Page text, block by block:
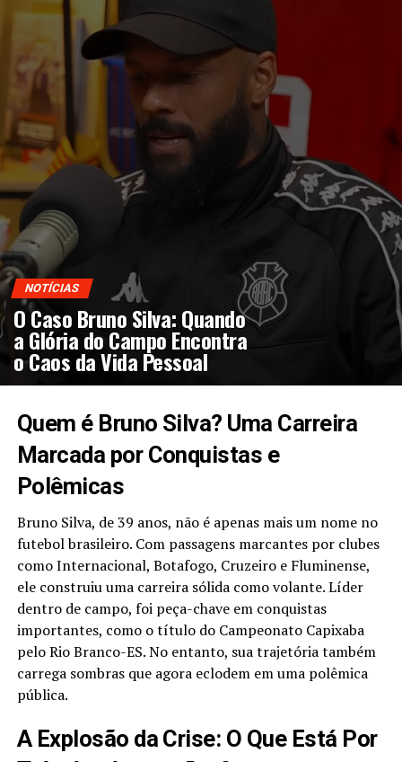
NOTÍCIAS
O Caso Bruno Silva: Quando
a Glória do Campo Encontra
o Caos da Vida Pessoal
Quem é Bruno Silva? Uma Carreira
Marcada por Conquistas e
Polêmicas
Bruno Silva, de 39 anos, não é apenas mais um nome no
futebol brasileiro. Com passagens marcantes por clubes
como Internacional, Botafogo, Cruzeiro e Fluminense,
ele construiu uma carreira sólida como volante. Líder
dentro de campo, foi peça-chave em conquistas
importantes, como o título do Campeonato Capixaba
pelo Rio Branco-ES. No entanto, sua trajetória também
carrega sombras que agora eclodem em uma polêmica
pública.
A Explosão da Crise: O Que Está Por